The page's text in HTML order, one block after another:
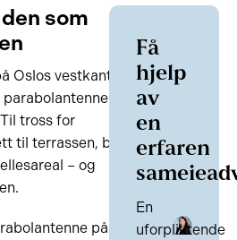
som
Oslos vestkant
tross for
til terrassen, ble
– og
på
Få
hjelp
av
en
erfaren
En
uforpliktende